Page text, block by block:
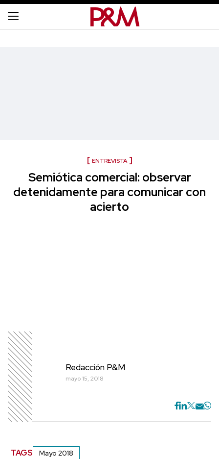
ENTREVISTA
Semiótica comercial: observar
detenidamente para comunicar con
acierto
Redacción P&M
mayo 15, 2018
TAGS Mayo 2018